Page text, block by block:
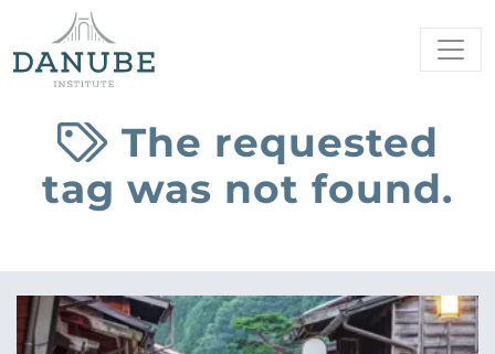
The requested
tag was not found.